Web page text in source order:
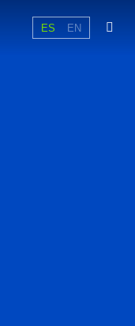
ES EN